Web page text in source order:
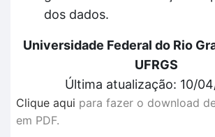
dos dados.
Universidade Federal do Rio
UFRGS
Última atualização: 10/
Clique aqui para fazer o download
em PDF.